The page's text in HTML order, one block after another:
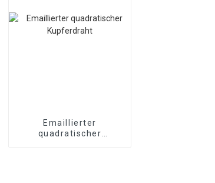
Emaillierter
quadratischer